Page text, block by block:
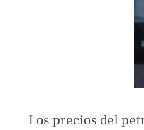
Los precios del